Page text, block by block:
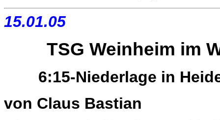
15.01.05
TSG Weinheim im
6:15-Niederlage in
von Claus Bastian